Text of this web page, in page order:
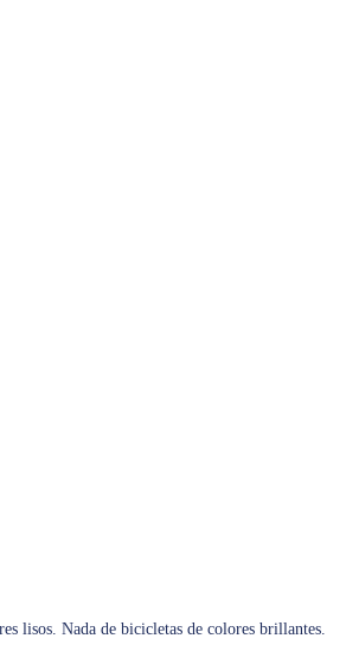
lisos. Nada de bicicletas de colores brillantes.